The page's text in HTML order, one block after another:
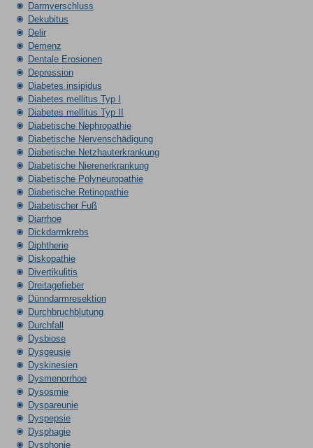
Darmverschluss
Dekubitus
Delir
Demenz
Dentale Erosionen
Depression
Diabetes insipidus
Diabetes mellitus Typ I
Diabetes mellitus Typ II
Diabetische Nephropathie
Diabetische Nervenschädigung
Diabetische Netzhauterkrankung
Diabetische Nierenerkrankung
Diabetische Polyneuropathie
Diabetische Retinopathie
Diabetischer Fuß
Diarrhoe
Dickdarmkrebs
Diphtherie
Diskopathie
Divertikulitis
Dreitagefieber
Dünndarmresektion
Durchbruchblutung
Durchfall
Dysbiose
Dysgeusie
Dyskinesien
Dysmenorrhoe
Dysosmie
Dyspareunie
Dyspepsie
Dysphagie
Dysphonie